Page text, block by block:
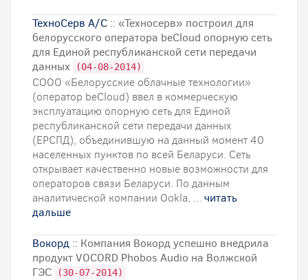
ТехноСерв А/С :: «Техносерв» построил для
белорусского оператора beCloud опорную сеть
для Единой республиканской сети передачи
данных
(04-08-2014)
СООО «Белорусские облачные технологии»
(оператор beCloud) ввел в коммерческую
эксплуатацию опорную сеть для Единой
республиканской сети передачи данных
(ЕРСПД), объединившую на данный момент 40
населенных пунктов по всей Беларуси. Сеть
открывает качественно новые возможности для
операторов связи Беларуси. По данным
аналитической компании Ookla, ... читать
дальше
Вокорд :: Компания Вокорд успешно внедрила
продукт VOCORD Phobos Audio на Волжской
ГЭС
(30-07-2014)